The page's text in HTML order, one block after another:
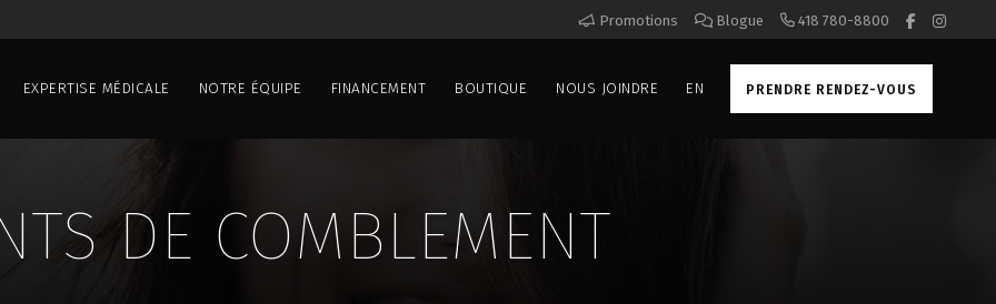
Promotions Blogue 418 780-8800
PRENDRE RENDEZ-VOUS
SYLFIRM X
SYLFIRM X
JETPEEL™
EXPERTISE MÉDICALE NOTRE ÉQUIPE FINANCEMENT BOUTIQUE NOUS JOINDRE EN
DE COMBLEMENT